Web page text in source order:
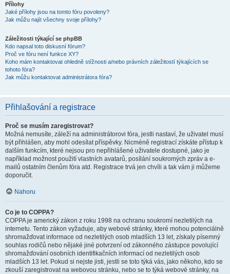
Přílohy
Jaké přílohy jsou na tomto fóru povoleny?
Jak můžu najít všechny svoje přílohy?
Záležitosti týkající se phpBB
Kdo napsal toto diskusní fórum?
Proč ve fóru není funkce XY?
Koho mám kontaktovat ohledně stížnosti a/nebo právních záležitostí týkajících se
tohoto fóra?
Jak můžu kontaktovat administrátora fóra?
Přihlašování a registrace
Proč se musím zaregistrovat?
Možná nemusíte, záleží na administrátorovi fóra, jestli nastaví, že uživatel musí
být přihlášen, aby mohl odesílat příspěvky. Nicméně registrací získáte přístup k
dalším funkcím, které nejsou pro nepřihlášené uživatele dostupné, jako je
například možnost použití vlastních avatarů, posílání soukromých zpráv a e-
mailů ostatním členům fóra atd. Registrace trvá jen chvíli a tak vám ji můžeme
doporučit.
Nahoru
Co je to COPPA?
COPPA je americký zákon z roku 1998 na ochranu soukromí nezletilých na
internetu. Tento zákon vyžaduje, aby webové stránky, které mohou potenciálně
shromažďovat informace od nezletilých osob mladších 13 let, získaly písemný
souhlas rodičů nebo nějaké jiné potvrzení od zákonného zástupce povolující
shromažďování osobních identifikačních informací od nezletilých osob
mladších 13 let. Pokud si nejste jisti, jestli se toto týká vás, jako někoho, kdo se
zkouší zaregistrovat na webovou stránku, nebo se to týká webové stránky, na